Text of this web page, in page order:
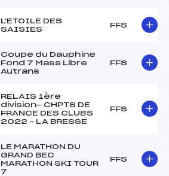
L'ETOILE DES
SAISIES
FFS
Coupe du Dauphine
Fond 7 Mass Libre
Autrans
FFS
RELAIS 1ère
division- CHPTS DE
FRANCE DES CLUBS
2022 – LA BRESSE
FFS
LE MARATHON DU
GRAND BEC
MARATHON SKI TOUR
7
FFS